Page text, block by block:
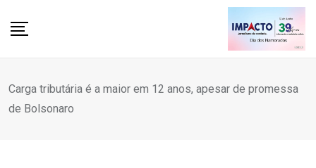
Carga tributária é a maior em 12 anos, apesar de promessa
de Bolsonaro